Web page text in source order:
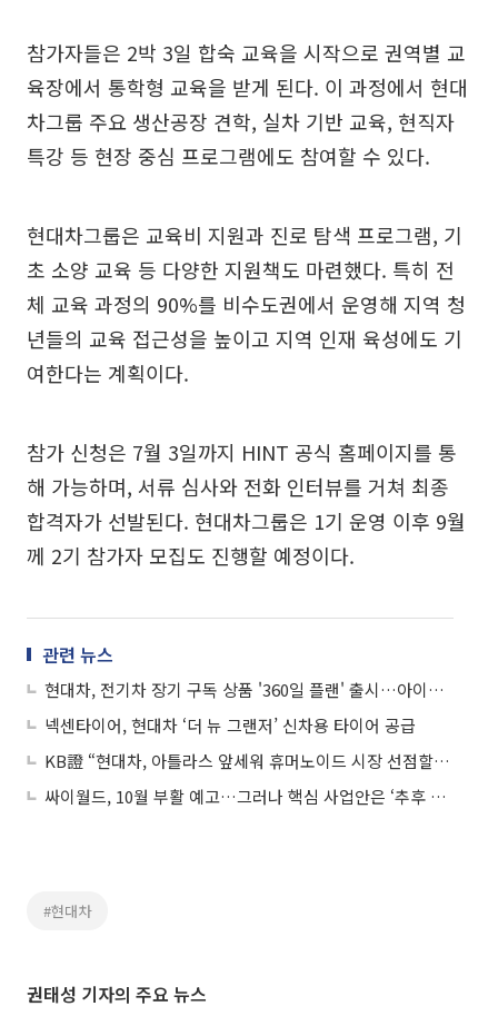
참가자들은 2박 3일 합숙 교육을 시작으로 권역별 교
육장에서 통학형 교육을 받게 된다. 이 과정에서 현대
차그룹 주요 생산공장 견학, 실차 기반 교육, 현직자
특강 등 현장 중심 프로그램에도 참여할 수 있다.
현대차그룹은 교육비 지원과 진로 탐색 프로그램, 기
초 소양 교육 등 다양한 지원책도 마련했다. 특히 전
체 교육 과정의 90%를 비수도권에서 운영해 지역 청
년들의 교육 접근성을 높이고 지역 인재 육성에도 기
여한다는 계획이다.
참가 신청은 7월 3일까지 HINT 공식 홈페이지를 통
해 가능하며, 서류 심사와 전화 인터뷰를 거쳐 최종
합격자가 선발된다. 현대차그룹은 1기 운영 이후 9월
께 2기 참가자 모집도 진행할 예정이다.
관련 뉴스
현대차, 전기차 장기 구독 상품 '360일 플랜' 출시…아이오닉 5 N 월 139만원
넥센타이어, 현대차 ‘더 뉴 그랜저’ 신차용 타이어 공급
KB證 “현대차, 아틀라스 앞세워 휴머노이드 시장 선점할 것⋯목표가 120만원 유지”
싸이월드, 10월 부활 예고…그러나 핵심 사업안은 ‘추후 공개’
#현대차
권태성 기자의 주요 뉴스